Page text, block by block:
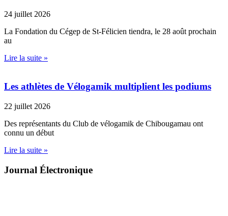
24 juillet 2026
La Fondation du Cégep de St-Félicien tiendra, le 28 août prochain
au
Lire la suite »
Les athlètes de Vélogamik multiplient les podiums
22 juillet 2026
Des représentants du Club de vélogamik de Chibougamau ont
connu un début
Lire la suite »
Journal Électronique